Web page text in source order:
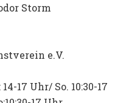
Storm
e.V.
17 Uhr/ So. 10:30-17